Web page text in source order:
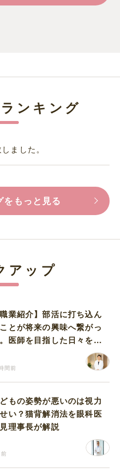
ンキング
ました。
をもっと見る
アップ
職業紹介】部活に打ち込ん
とが将来の興味へ繋がっ
医師を目指した日々を振
間前
もの姿勢が悪いのは視力
い？猫背解消法を眼科医
理事長が解説